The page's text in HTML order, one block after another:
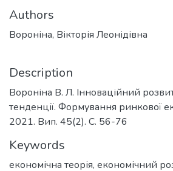
Authors
Вороніна, Вікторія Леонідівна
Description
Вороніна В. Л. Інноваційний
тенденції. Формування ринкової
2021. Вип. 45(2). С. 56-76
Keywords
економічна теорія, економічний